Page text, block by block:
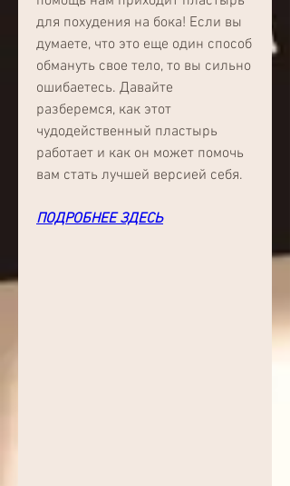
для похудения на бока! Если вы
думаете, что это еще один способ
обмануть свое тело, то вы сильно
ошибаетесь. Давайте
разберемся, как этот
чудодейственный пластырь
работает и как он может помочь
вам стать лучшей версией себя.
ПОДРОБНЕЕ ЗДЕСЬ